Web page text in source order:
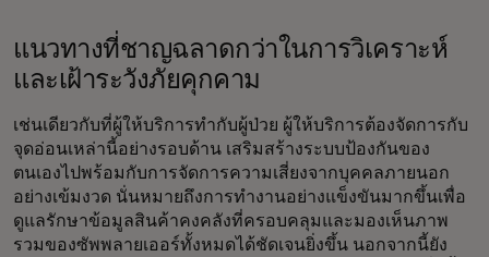
แนวทางที่ชาญฉลาดกว่าในการวิเคราะห์
และเฝ้าระวังภัยคุกคาม
เช่นเดียวกับที่ผู้ให้บริการทำกับผู้ป่วย ผู้ให้บริการต้องจัดการกับ
จุดอ่อนเหล่านี้อย่างรอบด้าน เสริมสร้างระบบป้องกันของ
ตนเองไปพร้อมกับการจัดการความเสี่ยงจากบุคคลภายนอก
อย่างเข้มงวด นั่นหมายถึงการทำงานอย่างแข็งขันมากขึ้นเพื่อ
ดูแลรักษาข้อมูลสินค้าคงคลังที่ครอบคลุมและมองเห็นภาพ
รวมของซัพพลายเออร์ทั้งหมดได้ชัดเจนยิ่งขึ้น นอกจากนี้ยัง